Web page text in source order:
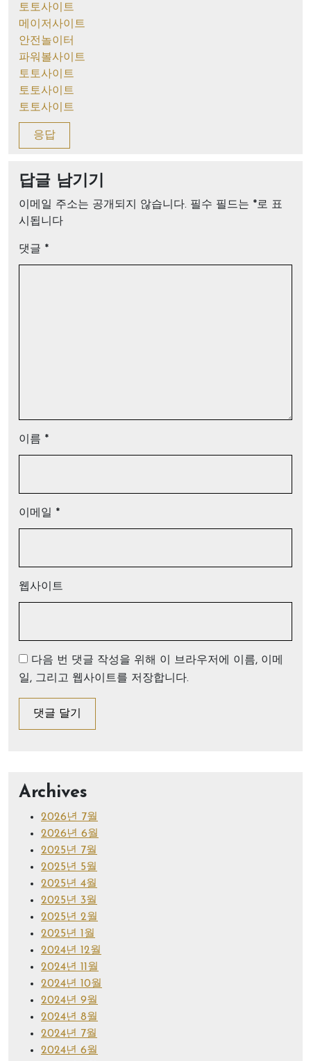
토토사이트
메이저사이트
안전놀이터
파워볼사이트
토토사이트
토토사이트
토토사이트
응답
답글 남기기
이메일 주소는 공개되지 않습니다. 필수 필드는 *로 표
시됩니다
댓글 *
이름 *
이메일 *
웹사이트
다음 번 댓글 작성을 위해 이 브라우저에 이름, 이메
일, 그리고 웹사이트를 저장합니다.
Archives
2026년 7월
2026년 6월
2025년 7월
2025년 5월
2025년 4월
2025년 3월
2025년 2월
2025년 1월
2024년 12월
2024년 11월
2024년 10월
2024년 9월
2024년 8월
2024년 7월
2024년 6월